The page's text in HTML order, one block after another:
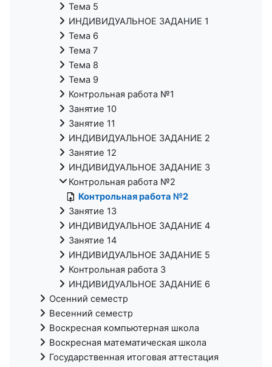
Тема 5
ИНДИВИДУАЛЬНОЕ ЗАДАНИЕ 1
Тема 6
Тема 7
Тема 8
Тема 9
Контрольная работа №1
Занятие 10
Занятие 11
ИНДИВИДУАЛЬНОЕ ЗАДАНИЕ 2
Занятие 12
ИНДИВИДУАЛЬНОЕ ЗАДАНИЕ 3
Контрольная работа №2
Контрольная работа №2
Занятие 13
ИНДИВИДУАЛЬНОЕ ЗАДАНИЕ 4
Занятие 14
ИНДИВИДУАЛЬНОЕ ЗАДАНИЕ 5
Контрольная работа 3
ИНДИВИДУАЛЬНОЕ ЗАДАНИЕ 6
Осенний семестр
Весенний семестр
Воскресная компьютерная школа
Воскресная математическая школа
Государственная итоговая аттестация